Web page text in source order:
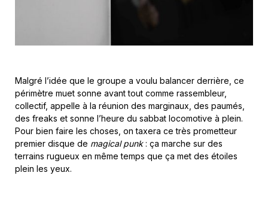
Malgré l’idée que le groupe a voulu balancer derrière, ce
périmètre muet sonne avant tout comme rassembleur,
collectif, appelle à la réunion des marginaux, des paumés,
des freaks et sonne l’heure du sabbat locomotive à plein.
Pour bien faire les choses, on taxera ce très prometteur
premier disque de magical punk: ça marche sur des
terrains rugueux en même temps que ça met des étoiles
plein les yeux.